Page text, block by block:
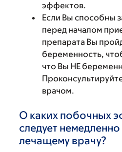
эффектов.
Если Вы способны
перед началом
препарата Вы
беременность,
что Вы НЕ
врачом.
О каких побочных
следует
лечащему врачу?